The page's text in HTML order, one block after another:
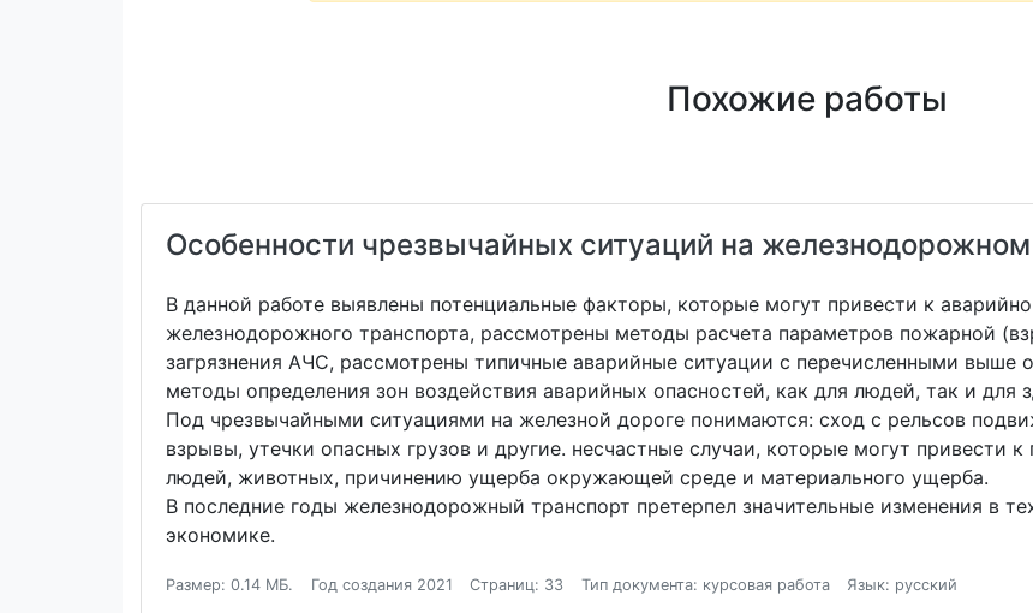
Похожие работы
Особенности чрезвычайных ситуаций на железнодорожном
В данной работе выявлены потенциальные факторы, которые могут привести к
железнодорожного транспорта, рассмотрены методы расчета параметров пожарной
загрязнения АЧС, рассмотрены типичные аварийные ситуации с перечисленными выше
методы определения зон воздействия аварийных опасностей, как для людей, так и для
Под чрезвычайными ситуациями на железной дороге понимаются: сход с рельсов
взрывы, утечки опасных грузов и другие. несчастные случаи, которые могут привести
людей, животных, причинению ущерба окружающей среде и материального ущерба.
В последние годы железнодорожный транспорт претерпел значительные изменения в
экономике.
Размер: 0.14 МБ. Год создания 2021 Страниц: 33 Тип документа: курсовая работа Язык: русский